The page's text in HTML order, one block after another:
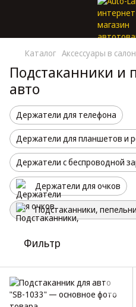
Каталог Аксессуары в салон
Подстаканники и
авто
Держатели для телефона
Держатели для планшетов и
Держатели с беспроводной
Держатели для очков
Подстаканники,
Фильтр